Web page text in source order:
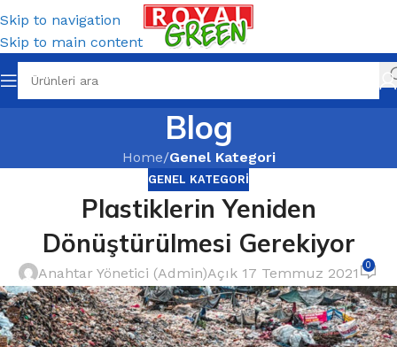
Skip to navigation
Skip to main content
Blog
Home/Genel Kategori
GENEL KATEGORI
Plastiklerin Yeniden
Dönüştürülmesi Gerekiyor
Anahtar Yönetici (Admin)Açık 17 Temmuz 2021 0